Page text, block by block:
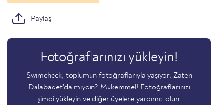
Paylaş
Fotoğraflarınızı yükleyin!
Swimcheck, toplumun fotoğraflarıyla yaşıyor. Zaten
Dalabadet'da mıydın? Mükemmel! Fotoğraflarınızı
şimdi yükleyin ve diğer üyelere yardımcı olun.